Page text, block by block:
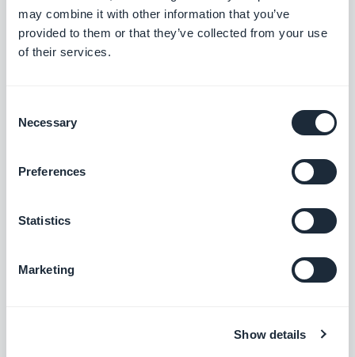
may combine it with other information that you’ve
provided to them or that they’ve collected from your use
of their services.
Selection
Necessary
Preferences
Statistics
Marketing
Show details
Vimeo, pour une synchronisation en temps
réel de vos publications.
Gratuit
Diffusez du contenu externe en créant